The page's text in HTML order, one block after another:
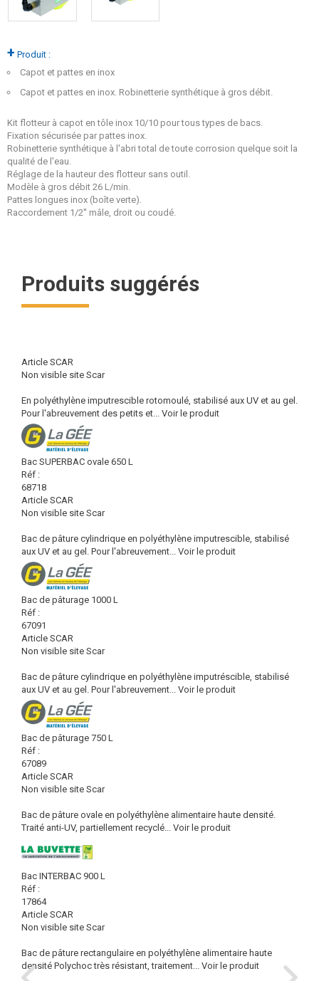
+ Produit :
Capot et pattes en inox
Capot et pattes en inox. Robinetterie synthétique à gros débit.
Kit flotteur à capot en tôle inox 10/10 pour tous types de bacs.
Fixation sécurisée par pattes inox.
Robinetterie synthétique à l'abri total de toute corrosion quelque soit la
qualité de l'eau.
Réglage de la hauteur des flotteur sans outil.
Modèle à gros débit 26 L/min.
Pattes longues inox (boîte verte).
Raccordement 1/2'' mâle, droit ou coudé.
Produits suggérés
Article SCAR
Non visible site Scar
En polyéthylène imputrescible rotomoulé, stabilisé aux UV et au gel.
Pour l'abreuvement des petits et... Voir le produit
Bac SUPERBAC ovale 650 L
Réf :
68718
Article SCAR
Non visible site Scar
Bac de pâture cylindrique en polyéthylène imputrescible, stabilisé
aux UV et au gel. Pour l'abreuvement... Voir le produit
Bac de pâturage 1000 L
Réf :
67091
Article SCAR
Non visible site Scar
Bac de pâture cylindrique en polyéthylène imputréscible, stabilisé
aux UV et au gel. Pour l'abreuvement... Voir le produit
Bac de pâturage 750 L
Réf :
67089
Article SCAR
Non visible site Scar
Bac de pâture ovale en polyéthylène alimentaire haute densité.
Traité anti-UV, partiellement recyclé... Voir le produit
Bac INTERBAC 900 L
Réf :
17864
Article SCAR
Non visible site Scar
Bac de pâture rectangulaire en polyéthylène alimentaire haute
densité Polychoc très résistant, traitement... Voir le produit